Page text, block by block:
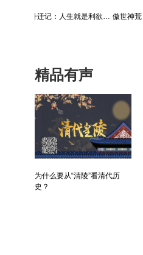
傲世神荒：我若为邪，天下独尊
精品有声
为什么要从“清陵”看清代历
史？